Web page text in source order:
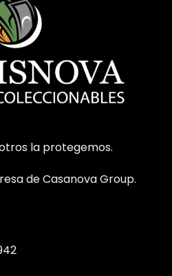
la protegemos.
de Casanova Group.